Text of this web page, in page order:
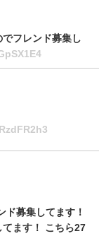
フレンド募集し
ド募集してます！
ます！ こちら27